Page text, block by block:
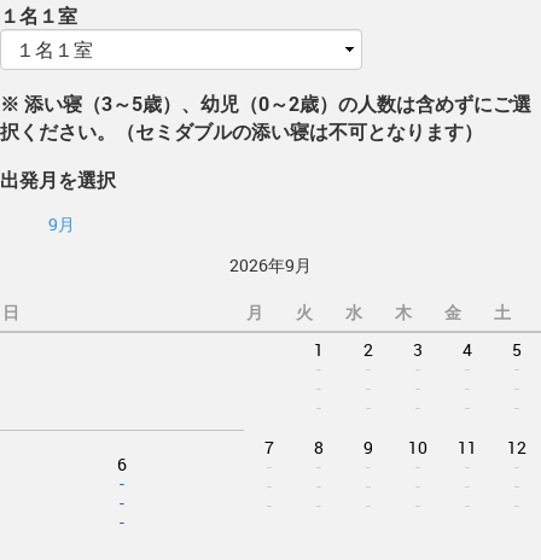
１名１室
※ 添い寝（3～5歳）、幼児（0～2歳）の人数は含めずにご選
択ください。（セミダブルの添い寝は不可となります）
出発月を選択
9月
2026年9月
日 月 火 水 木 金
土
1
-
-
-
2
-
-
-
3
-
-
-
4
-
-
-
5
-
-
-
6
-
-
-
7
-
-
-
8
-
-
-
9
-
-
-
10
-
-
-
11
-
-
-
12
-
-
-